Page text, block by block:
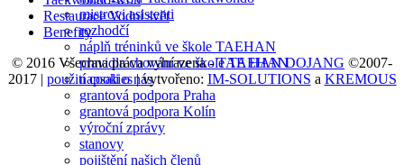
mistrovi asistenti
rozhodčí
náplň tréninků ve škole TAEHAN
pravidla chování ve škole TAEHAN
napsali o nás
grantová podpora Praha
grantová podpora Kolín
výroční zprávy
stanovy
pojištění našich členů
Restaurace Vodní svět
Benefity
© 2016 Všechna práva vyhrazena -TAE HAN DOJANG ©2007-
2017 | použití cookies| vytvořeno: IM-SOLUTIONS a KREMOUS